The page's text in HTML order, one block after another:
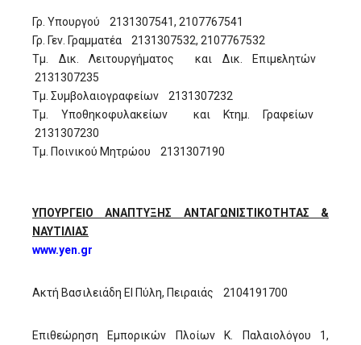
Γρ. Υπουργού 2131307541, 2107767541
Γρ. Γεν. Γραμματέα 2131307532, 2107767532
Τμ. Δικ. Λειτουργήματος και Δικ. Επιμελητών
2131307235
Τμ. Συμβολαιογραφείων 2131307232
Τμ. Υποθηκοφυλακείων και Κτημ. Γραφείων
2131307230
Τμ. Ποινικού Μητρώου 2131307190
ΥΠΟΥΡΓΕΙΟ ΑΝΑΠΤΥΞΗΣ ΑΝΤΑΓΩΝΙΣΤΙΚΟΤΗΤΑΣ &
ΝΑΥΤΙΛΙΑΣ
www.yen.gr
Ακτή Βασιλειάδη ΕΙ Πύλη, Πειραιάς 2104191700
Επιθεώρηση Εμπορικών Πλοίων Κ. Παλαιολόγου 1,